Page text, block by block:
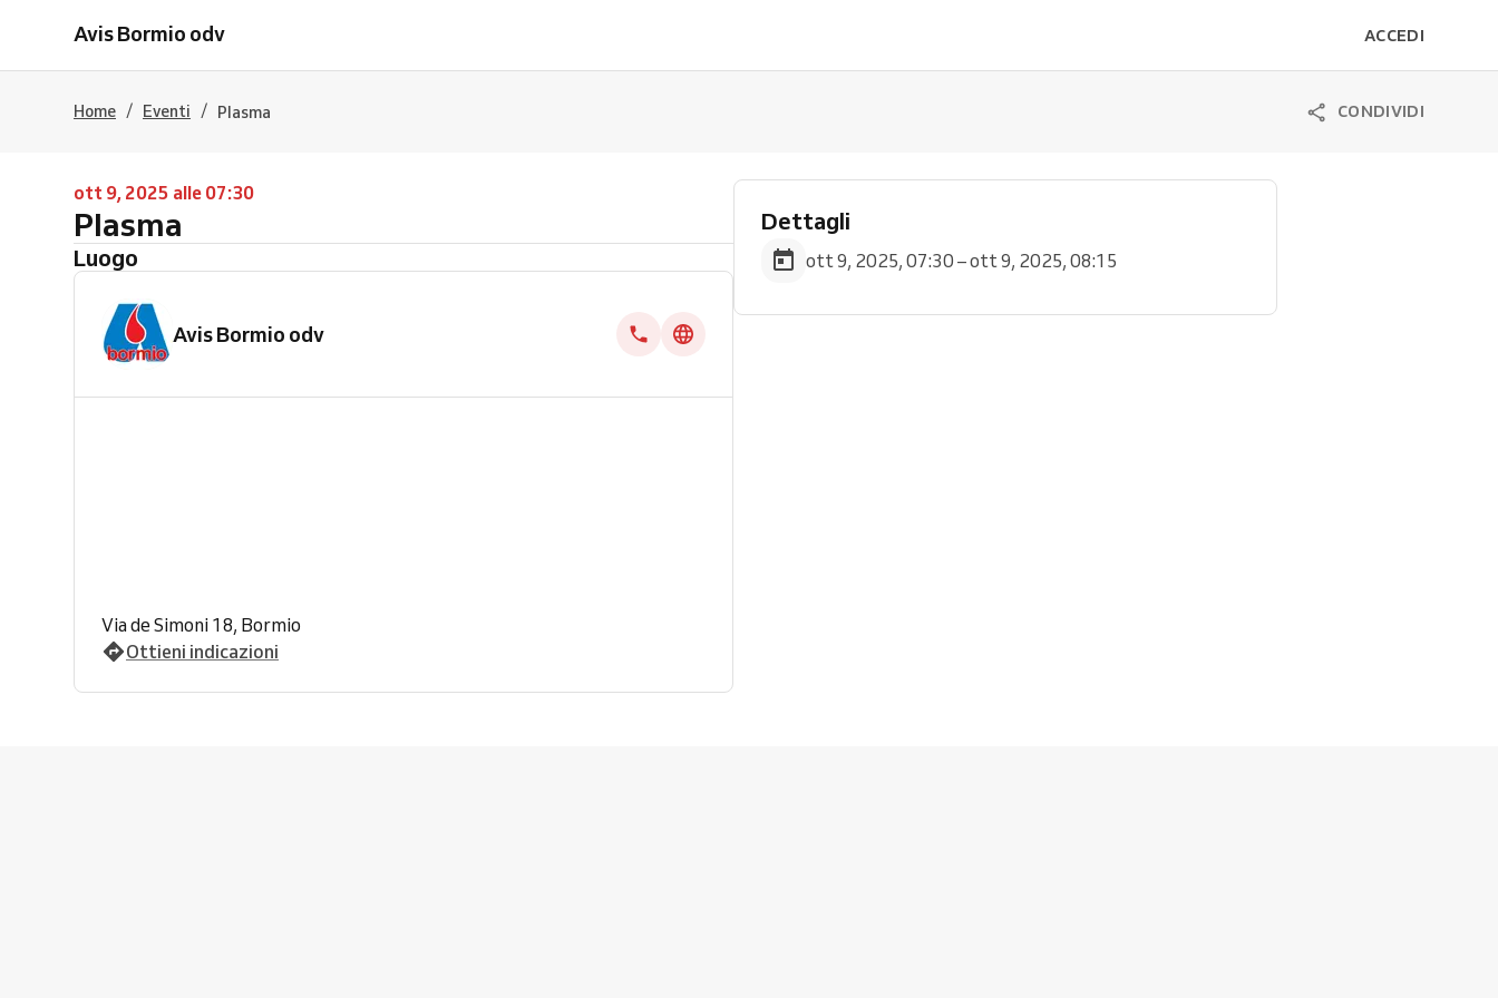
Avis Bormio odv ACCEDI
Home / Eventi / Plasma CONDIVIDI
ott 9, 2025 alle 07:30
Plasma
Luogo
Avis Bormio odv
Via de Simoni 18, Bormio
Ottieni indicazioni
Dettagli
ott 9, 2025, 07:30 – ott 9, 2025, 08:15